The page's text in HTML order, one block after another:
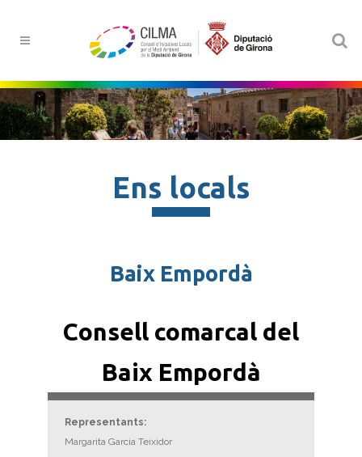
Ens locals
Baix Empordà
Consell comarcal del
Baix Empordà
Representants:
Margarita Garcia Teixidor